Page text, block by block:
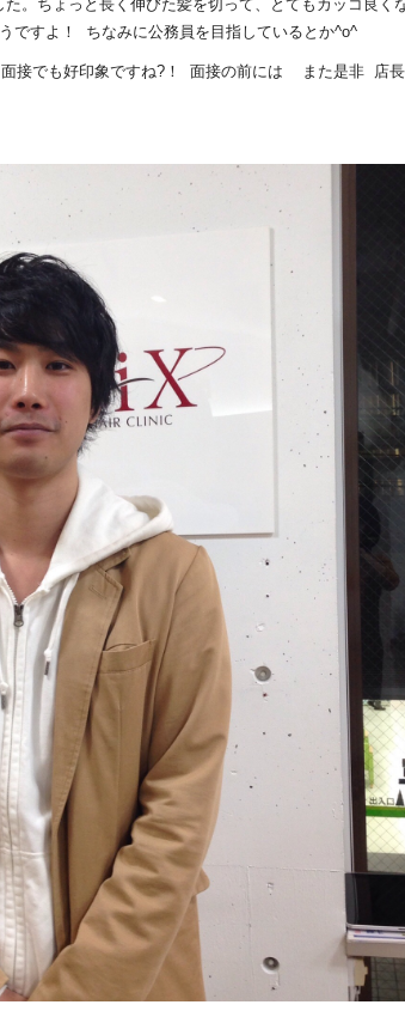
。ちょっと長く伸びた髪を切って、とてもカッコ良
ですよ！ ちなみに公務員を目指しているとか^o^
接でも好印象ですね?！ 面接の前には また是非 店